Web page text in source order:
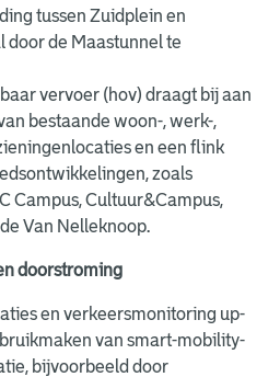
tussen Zuidplein en
door de Maastunnel te
vervoer (hov) draagt bij aan
bestaande woon-, werk-,
en een flink
zoals
Campus, Cultuur&Campus,
Van Nelleknoop.
doorstroming
en verkeersmonitoring up-
van smart-mobility-
bijvoorbeeld door